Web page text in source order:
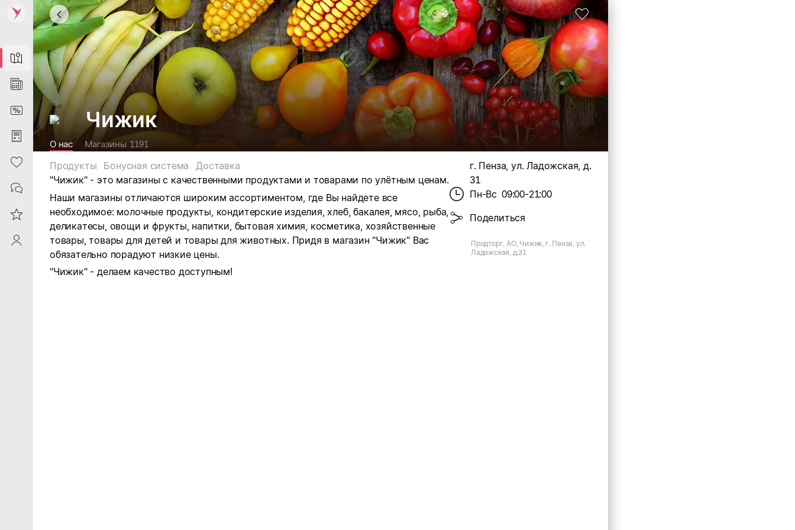
Map
News
DiscountCard
Purchases
Heart
Contacts
Reviews
ProfileSaby
Чижик
О нас Магазины 1191
Продукты Бонусная система
Доставка
"Чижик" -это магазины с качественными продуктами и товарами по улётным ценам.
Наши магазины отличаются широким ассортиментом, где Вы найдете все
необходимое: молочные продукты, кондитерские изделия, хлеб, бакалея, мясо, рыба,
деликатесы, овощи и фрукты, напитки, бытовая химия, косметика, хозяйственные
товары, товары для детей и товары для животных. Придя в магазин "Чижик" Вас
обязательно порадуют низкие цены.
"Чижик" - делаем качество доступным!
г. Пенза, ул. Ладожская, д.
31
Пн-Вс 09:00-21:00
Поделиться
Продторг, АО, Чижик, г. Пенза, ул.
Ладожская, д.31